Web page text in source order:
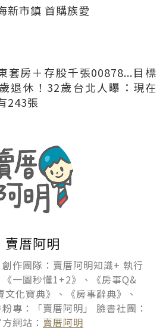
新市鎮 首購族愛
套房＋存股千張00878...目標
退休！32歲台北人曝：現在
243張
賣厝阿明
作團隊：賣厝阿明知識+ 執行
一圖秒懂1+2》、《房事Q&
化寶典》、《房事辭典》、
專：「賣厝阿明」 臉書社團：
網站： 賣厝阿明